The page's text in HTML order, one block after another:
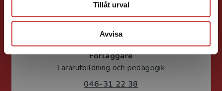
Tillåt urval
Avvisa
Förläggare
Lärarutbildning och pedagogik
046-31 22 38